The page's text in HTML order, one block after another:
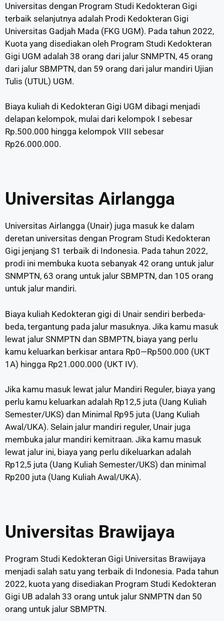
Universitas dengan Program Studi Kedokteran Gigi
terbaik selanjutnya adalah Prodi Kedokteran Gigi
Universitas Gadjah Mada (FKG UGM). Pada tahun 2022,
Kuota yang disediakan oleh Program Studi Kedokteran
Gigi UGM adalah 38 orang dari jalur SNMPTN, 45 orang
dari jalur SBMPTN, dan 59 orang dari jalur mandiri Ujian
Tulis (UTUL) UGM.
Biaya kuliah di Kedokteran Gigi UGM dibagi menjadi
delapan kelompok, mulai dari kelompok I sebesar
Rp.500.000 hingga kelompok VIII sebesar
Rp26.000.000.
Universitas Airlangga
Universitas Airlangga (Unair) juga masuk ke dalam
deretan universitas dengan Program Studi Kedokteran
Gigi jenjang S1 terbaik di Indonesia. Pada tahun 2022,
prodi ini membuka kuota sebanyak 42 orang untuk jalur
SNMPTN, 63 orang untuk jalur SBMPTN, dan 105 orang
untuk jalur mandiri.
Biaya kuliah Kedokteran gigi di Unair sendiri berbeda-
beda, tergantung pada jalur masuknya. Jika kamu masuk
lewat jalur SNMPTN dan SBMPTN, biaya yang perlu
kamu keluarkan berkisar antara Rp0—Rp500.000 (UKT
1A) hingga Rp21.000.000 (UKT IV).
Jika kamu masuk lewat jalur Mandiri Reguler, biaya yang
perlu kamu keluarkan adalah Rp12,5 juta (Uang Kuliah
Semester/UKS) dan Minimal Rp95 juta (Uang Kuliah
Awal/UKA). Selain jalur mandiri reguler, Unair juga
membuka jalur mandiri kemitraan. Jika kamu masuk
lewat jalur ini, biaya yang perlu dikeluarkan adalah
Rp12,5 juta (Uang Kuliah Semester/UKS) dan minimal
Rp200 juta (Uang Kuliah Awal/UKA).
Universitas Brawijaya
Program Studi Kedokteran Gigi Universitas Brawijaya
menjadi salah satu yang terbaik di Indonesia. Pada tahun
2022, kuota yang disediakan Program Studi Kedokteran
Gigi UB adalah 33 orang untuk jalur SNMPTN dan 50
orang untuk jalur SBMPTN.